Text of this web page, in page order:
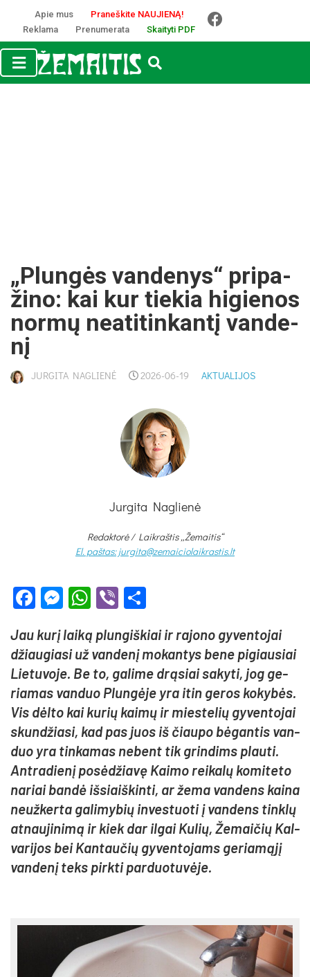
Apie mus
Praneškite NAUJIENĄ!
Reklama
Prenumerata Skaityti PDF
„Plun­gės van­de­nys“ pri­pa­
ži­no: kai kur tie­kia hi­gie­nos
nor­mų nea­ti­tin­kan­tį van­de­
nį
JURGITA NAGLIENĖ 2026-06-19 AKTUALIJOS
Jurgita Naglienė
Redaktorė / Laikraštis „Žemaitis“
El. paštas: jurgita@zemaiciolaikrastis.lt
Facebook
Messenger
WhatsApp
Viber
Jau ku­rį lai­ką plun­giš­kiai ir ra­jo­no gy­ven­to­jai
džiau­gia­si už van­de­nį mo­kan­tys be­ne pi­giau­siai
Lie­tu­vo­je. Be to, ga­li­me drą­siai sa­ky­ti, jog ge­
ria­mas van­duo Plun­gė­je yra itin ge­ros ko­ky­bės.
Vis dėl­to kai ku­rių kai­mų ir mies­te­lių gy­ven­to­jai
skun­džia­si, kad pas juos iš čiau­po bė­gan­tis van­
duo yra tin­ka­mas ne­bent tik grin­dims plau­ti.
Ant­ra­die­nį po­sė­džia­vę Kai­mo rei­ka­lų ko­mi­te­to
na­riai ban­dė iš­siaiš­kin­ti, ar že­ma van­dens kai­na
neuž­ker­ta ga­li­my­bių in­ves­tuo­ti į van­dens tink­lų
at­nau­ji­ni­mą ir kiek dar il­gai Ku­lių, Že­mai­čių Kal­
va­ri­jos bei Kan­tau­čių gy­ven­to­jams ge­ria­mą­jį
van­de­nį teks pirk­ti par­duo­tu­vė­je.